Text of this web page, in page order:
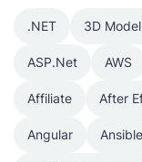
.NET 3D
ASP.Net AWS
Affiliate After
Angular Ansible